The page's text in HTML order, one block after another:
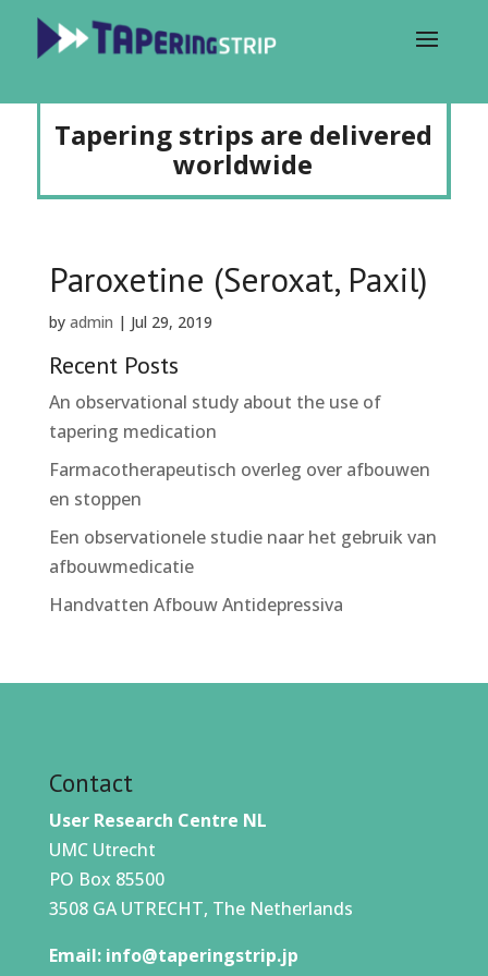
Tapering strips are delivered
worldwide
Paroxetine (Seroxat, Paxil)
by admin | Jul 29, 2019
Recent Posts
An observational study about the use of
tapering medication
Farmacotherapeutisch overleg over afbouwen
en stoppen
Een observationele studie naar het gebruik van
afbouwmedicatie
Handvatten Afbouw Antidepressiva
Contact
User Research Centre NL
UMC Utrecht
PO Box 85500
3508 GA UTRECHT, The Netherlands
Email: info@taperingstrip.jp